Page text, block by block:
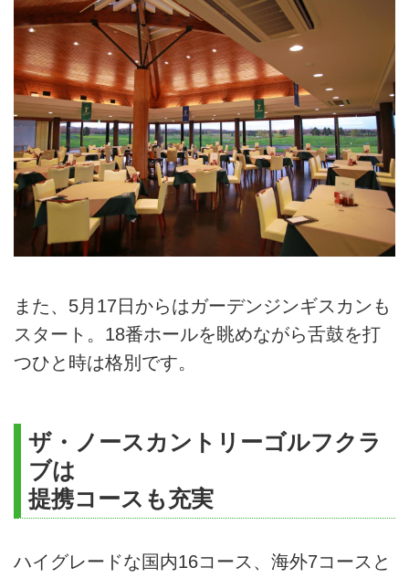
また、5月17日からはガーデンジンギスカンも
スタート。18番ホールを眺めながら舌鼓を打
つひと時は格別です。
ザ・ノースカントリーゴルフクラ
ブは
提携コースも充実
ハイグレードな国内16コース、海外7コースと